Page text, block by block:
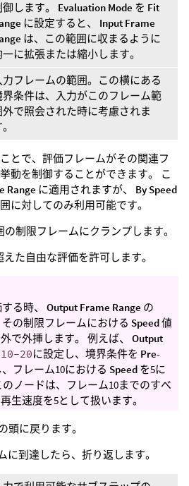
します。 Evaluation Mode を Fit
に設定すると、 Input Frame
は、この範囲に収まるように
一に拡張または縮小します。
力フレームの範囲。この横にある
界条件は、入力がこのフレーム範
外で照会された時に考慮されま
とで、評価フレームがその関連フ
動を制御することができます。 こ
Range に適用されますが、 By Speed
に対してのみ利用可能です。
の制限フレームにクランプします。
た自由な評価を許可します。
る時、 Output Frame Range の
の制限フレームにおける Speed値
で外挿します。 例えば、 Output
10-20に設定し、境界条件を Pre-
フレーム10における Speed を5に
ノードは、フレーム10までのすべ
生速度を5として扱います。
頭に戻ります。
に到達したら、折り返します。